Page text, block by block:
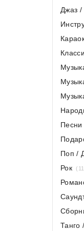
Джаз
Поп /
Рок
Танго